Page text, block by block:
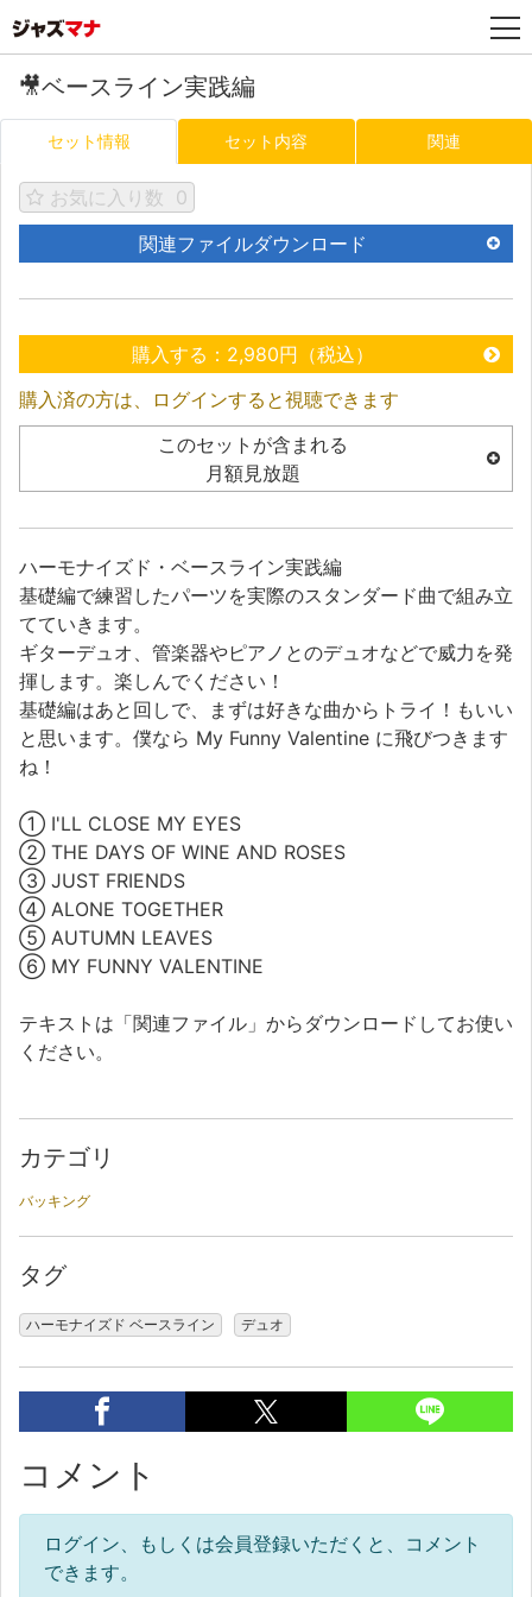
🎥ベースライン実践編
セット情報 セット内容 関連
お気に入り数
0
関連ファイルダウンロード
購入する：2,980円（税込）
購入済の方は、ログインすると視聴できます
このセットが含まれる
月額見放題
ハーモナイズド・ベースライン実践編
基礎編で練習したパーツを実際のスタンダード曲で組み立
てていきます。
ギターデュオ、管楽器やピアノとのデュオなどで威力を発
揮します。楽しんでください！
基礎編はあと回しで、まずは好きな曲からトライ！もいい
と思います。僕なら My Funny Valentine に飛びつきます
ね！
① I'LL CLOSE MY EYES
② THE DAYS OF WINE AND ROSES
③ JUST FRIENDS
④ ALONE TOGETHER
⑤ AUTUMN LEAVES
⑥ MY FUNNY VALENTINE
テキストは「関連ファイル」からダウンロードしてお使い
ください。
カテゴリ
バッキング
タグ
ハーモナイズド ベースライン デュオ
コメント
ログイン、もしくは会員登録いただくと、コメント
できます。